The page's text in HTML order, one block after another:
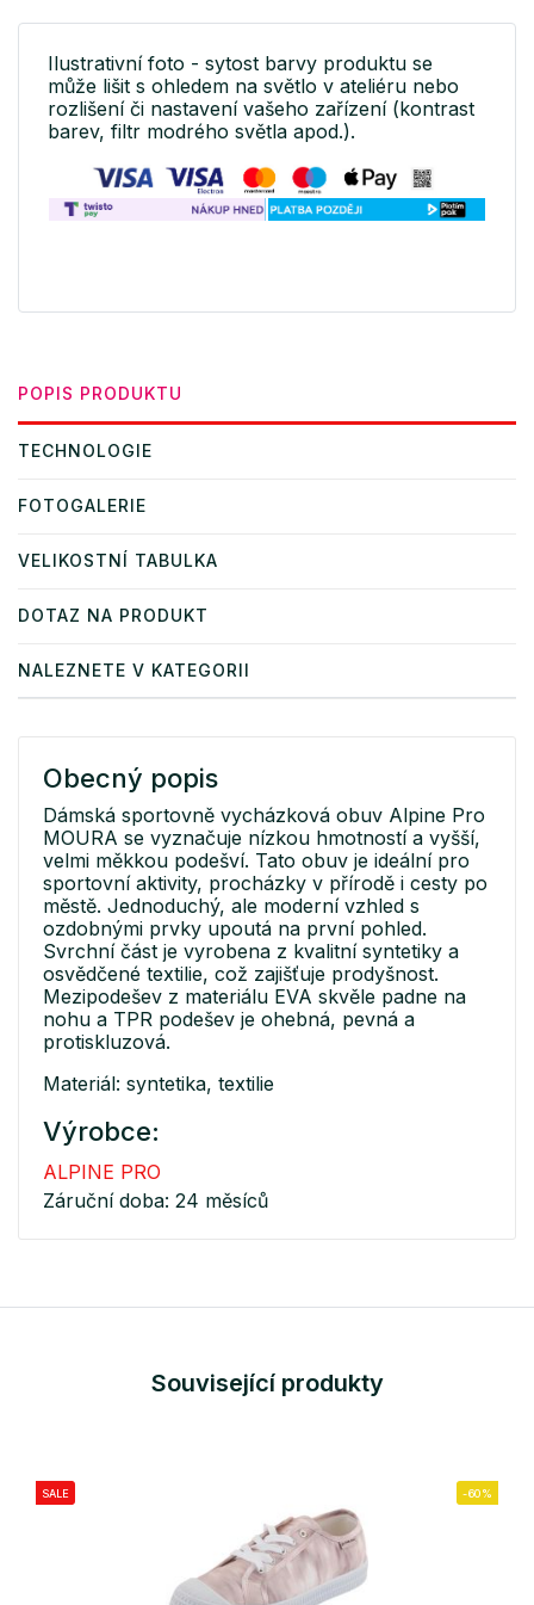
Ilustrativní foto - sytost barvy produktu se
může lišit s ohledem na světlo v ateliéru nebo
rozlišení či nastavení vašeho zařízení (kontrast
barev, filtr modrého světla apod.).
POPIS PRODUKTU
TECHNOLOGIE
FOTOGALERIE
VELIKOSTNÍ TABULKA
DOTAZ NA PRODUKT
NALEZNETE V KATEGORII
Obecný popis
Dámská sportovně vycházková obuv Alpine Pro
MOURA se vyznačuje nízkou hmotností a vyšší,
velmi měkkou podešví. Tato obuv je ideální pro
sportovní aktivity, procházky v přírodě i cesty po
městě. Jednoduchý, ale moderní vzhled s
ozdobnými prvky upoutá na první pohled.
Svrchní část je vyrobena z kvalitní syntetiky a
osvědčené textilie, což zajišťuje prodyšnost.
Mezipodešev z materiálu EVA skvěle padne na
nohu a TPR podešev je ohebná, pevná a
protiskluzová.
Materiál: syntetika, textilie
Výrobce:
ALPINE PRO
Záruční doba: 24 měsíců
Související produkty
SALE -60%